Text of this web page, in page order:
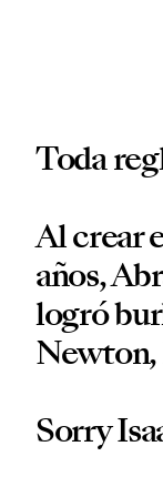
Toda
Al crear
años,
logró
Newton,
Sorry